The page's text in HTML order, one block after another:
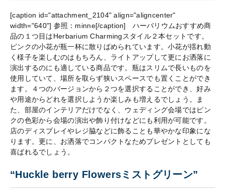
[caption id="attachment_2104" align="aligncenter"
width="640"] 参照：minne[/caption] ハーバリウムおすすめ商
品の１つ目はHerbarium Charmingスタイル２本セットです。
ピンクの小花が瓶一杯に散りばめられています。小花が揺れ動
く様子を楽しむのはもちろん、ライトアップして更にお洒落に
演出するのにも適している商品です。瓶はスリムで長いものを
使用していて、場所を取らず狭いスペースでも置くことができ
ます。４つのバージョンから２つを選択することができ、好み
や用途からどれを選択しようか楽しみも増えるでしょう。ま
た、部屋のインテリアだけでなく、ウェディング会場ではピン
クの色彩から会場の演出や飾り付けなどにも利用が可能です。
店のディスプレイやレジ脇などに飾ることも華やかな印象にな
ります。更に、お洒落でコンパクトなためプレゼントとしても
喜ばれるでしょう。
“Huckle berry Flowersミストグリーン”